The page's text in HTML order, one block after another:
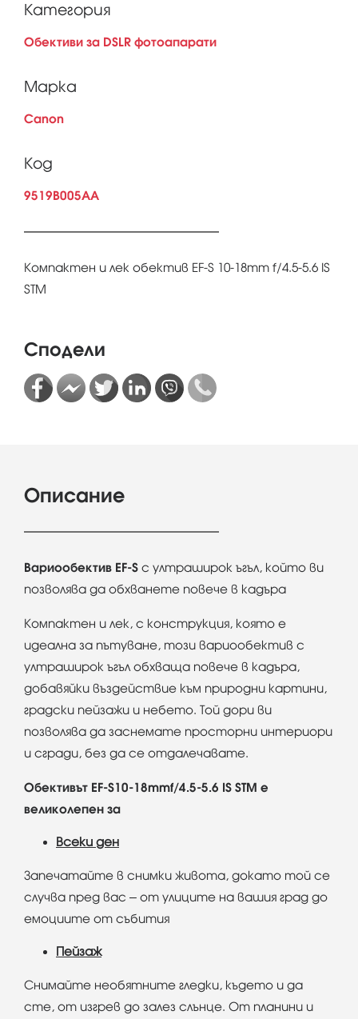
Категория
Обективи за DSLR фотоапарати
Марка
Canon
Код
9519B005AA
Компактен и лек обектив EF-S 10-18mm f/4.5-5.6 IS
STM
Сподели
Описание
Вариообектив EF-S с ултраширок ъгъл, който ви
позволява да обхванете повече в кадъра
Компактен и лек, с конструкция, която е
идеална за пътуване, този вариообектив с
ултраширок ъгъл обхваща повече в кадъра,
добавяйки въздействие към природни картини,
градски пейзажи и небето. Той дори ви
позволява да заснемате просторни интериори
и сгради, без да се отдалечавате.
Обективът EF-S10-18mmf/4.5-5.6 IS STM е
великолепен за
Всеки ден
Запечатайте в снимки живота, докато той се
случва пред вас – от улиците на вашия град до
емоциите от събития
Пейзаж
Снимайте необятните гледки, където и да
сте, от изгрев до залез слънце. От планини и